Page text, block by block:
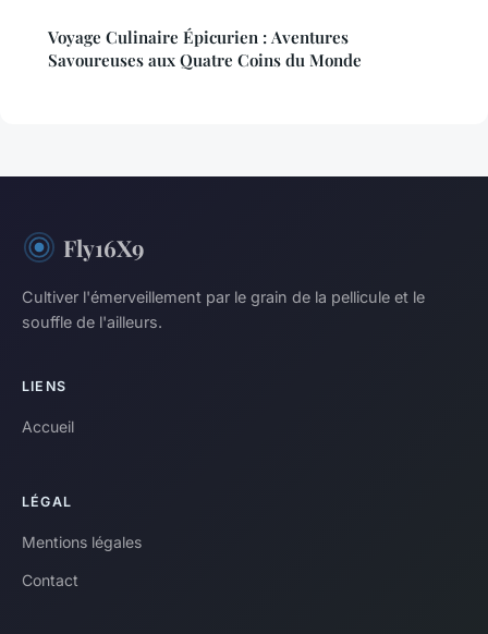
Voyage Culinaire Épicurien : Aventures
Savoureuses aux Quatre Coins du Monde
Fly16X9
Cultiver l'émerveillement par le grain de la pellicule et le
souffle de l'ailleurs.
LIENS
Accueil
LÉGAL
Mentions légales
Contact